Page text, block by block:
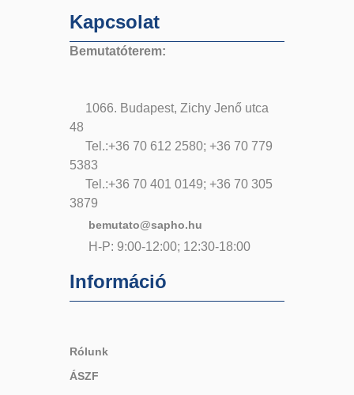
Kapcsolat
Bemutatóterem:
1066. Budapest, Zichy Jenő utca
48
Tel.:+36 70 612 2580; +36 70 779
5383
Tel.:+36 70 401 0149; +36 70 305
3879
bemutato@sapho.hu
H-P: 9:00-12:00; 12:30-18:00
Információ
Rólunk
ÁSZF